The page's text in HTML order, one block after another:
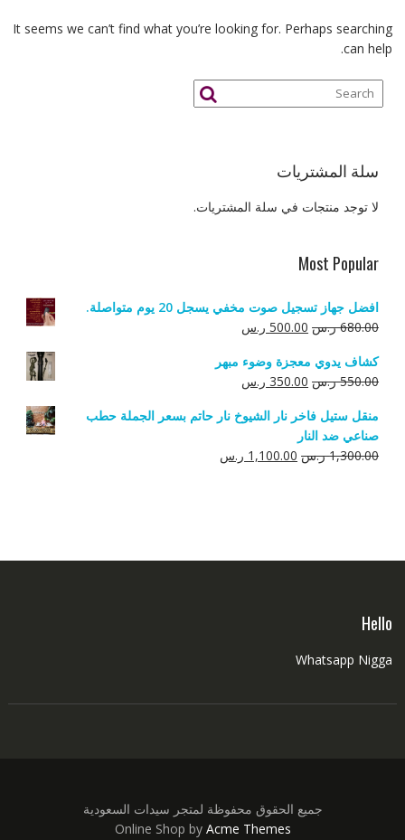
It seems we can’t find what you’re looking for. Perhaps searching
can help.
سلة المشتريات
لا توجد منتجات في سلة المشتريات.
Most Popular
افضل جهاز تسجيل صوت مخفي يسجل 20 يوم متواصلة.
680.00 ر.س السعر
هو:
680.00 ر.س.
500.00 ر.سالسعر
هو:
500.00 ر.س.
كشاف يدوي معجزة وضوء مبهر
550.00 ر.س السعر
هو:
550.00 ر.س.
350.00 ر.سالسعر
هو:
منقل ستيل فاخر نار الشيوخ نار حاتم بسعر الجملة حطب
صناعي ضد النار
1,300.00 ر.س السعر
1,100.00 ر.سالسعر
Hello
Whatsapp Nigga
جميع الحقوق محفوظة لمتجر سيدات السعودية
Online Shop by Acme Themes